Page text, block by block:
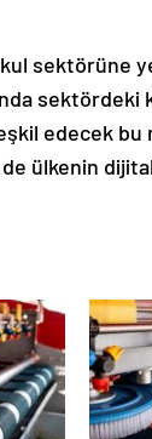
sektörüne
sektördeki
edecek bu
ülkenin